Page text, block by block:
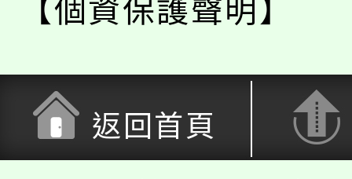
【個資保護聲明】
返回首頁